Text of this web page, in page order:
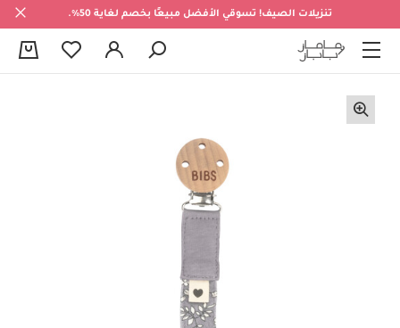
تنزيلات الصيف! تسوقي الأفضل مبيعًا بخصم لغاية 50%.